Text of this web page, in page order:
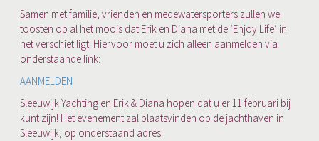
Samen met familie, vrienden en medewatersporters zullen we
toosten op al het moois dat Erik en Diana met de ‘Enjoy Life’ in
het verschiet ligt. Hiervoor moet u zich alleen aanmelden via
onderstaande link:
AANMELDEN
Sleeuwijk Yachting en Erik & Diana hopen dat u er 11 februari bij
kunt zijn! Het evenement zal plaatsvinden op de jachthaven in
Sleeuwijk, op onderstaand adres: